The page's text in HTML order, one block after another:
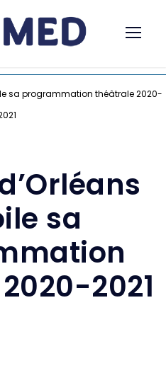
sa programmation théâtrale 2020-
sa
2021